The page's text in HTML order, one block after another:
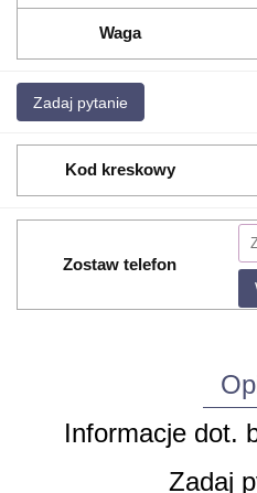
Waga
Zadaj pytanie
Kod kreskowy
Zostaw telefon
Informacje dot.
Zadaj